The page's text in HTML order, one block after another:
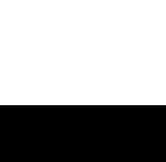
дявола – дур базик шаркан бабана сакатлък Двама